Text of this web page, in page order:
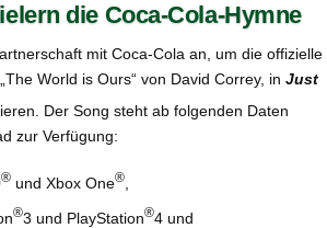
die Coca-Cola-Hymne
mit Coca-Cola an, um die offizielle
World is Ours“ von David Correy, in Just
Der Song steht ab folgenden Daten
zur Verfügung:
® und Xbox One®
®3 und PlayStation®4 und